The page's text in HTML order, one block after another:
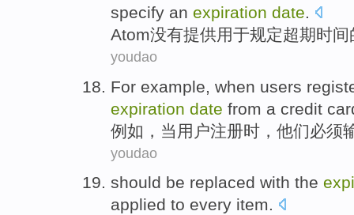
specify an expiration date.
Atom没有提供用于规定超期时间
youdao
For example when users
expiration date from a credit
例如 ， 当 用户注册时， 他们必须
youdao
should be replaced with the
applied to every item.